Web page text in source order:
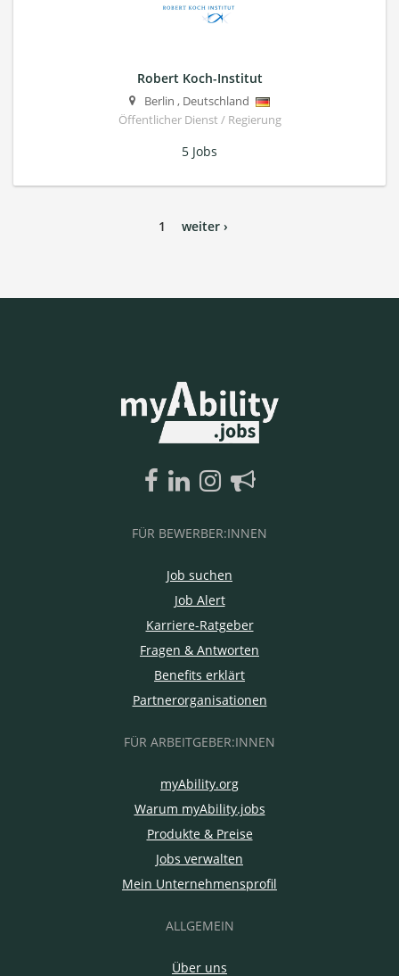
Robert Koch-Institut
Berlin , Deutschland
Öffentlicher Dienst / Regierung
5 Jobs
1 weiter ›
FÜR BEWERBER:INNEN
Job suchen
Job Alert
Karriere-Ratgeber
Fragen & Antworten
Benefits erklärt
Partnerorganisationen
FÜR ARBEITGEBER:INNEN
myAbility.org
Warum myAbility.jobs
Produkte & Preise
Jobs verwalten
Mein Unternehmensprofil
ALLGEMEIN
Über uns